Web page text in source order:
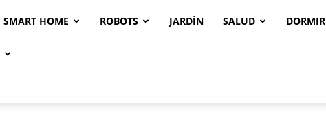
SMART HOME ROBOTS JARDÍN SALUD DORMIR